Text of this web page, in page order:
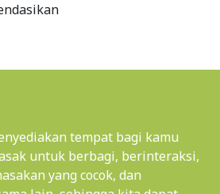
tempat bagi kamu
untuk berbagi, berinteraksi,
yang cocok, dan